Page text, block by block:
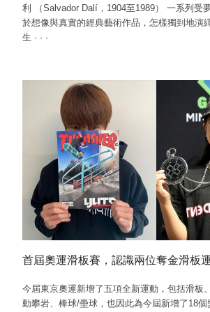
利 （Salvador Dalí，1904至1989） 一系列受
於想像與真實的經典藝術作品，怎樣獨到地演
生 · · ·
首屆奧運滑板賽，認識兩位奪金滑板
今屆東京奧運新增了五項全新運動，包括滑板
動攀岩、棒球/壘球，也因此為今屆新增了18